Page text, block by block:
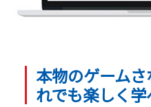
本物のゲーム
れでも楽しく